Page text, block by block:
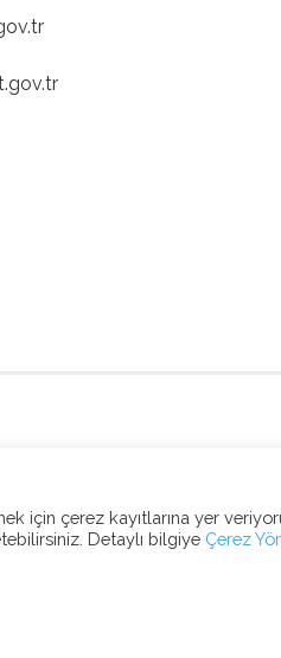
için çerez kayıtlarına yer
Detaylı bilgiye Çerez